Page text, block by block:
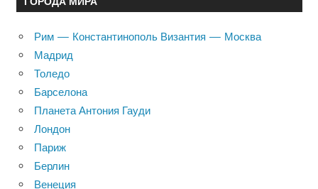
Рим — Константинополь Византия — Москва
Мадрид
Толедо
Барселона
Планета Антония Гауди
Лондон
Париж
Берлин
Венеция